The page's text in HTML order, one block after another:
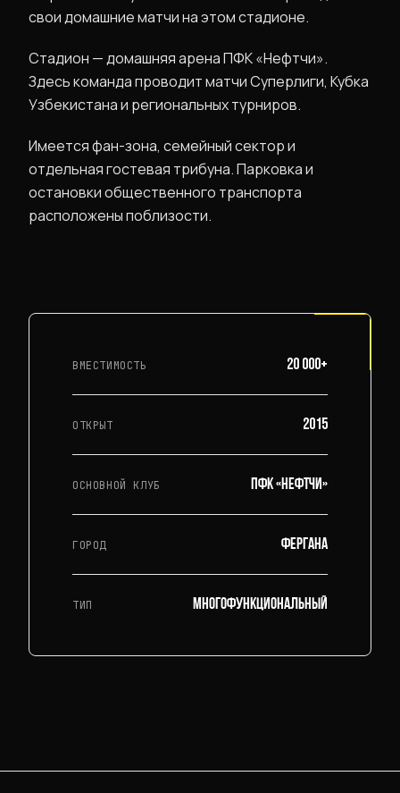
свои домашние матчи на этом стадионе.
Стадион — домашняя арена ПФК «Нефтчи».
Здесь команда проводит матчи Суперлиги, Кубка
Узбекистана и региональных турниров.
Имеется фан-зона, семейный сектор и
отдельная гостевая трибуна. Парковка и
остановки общественного транспорта
расположены поблизости.
ВМЕСТИМОСТЬ 20 000+
ОТКРЫТ 2015
ОСНОВНОЙ КЛУБ ПФК «Нефтчи»
ГОРОД Фергана
ТИП Многофункциональный